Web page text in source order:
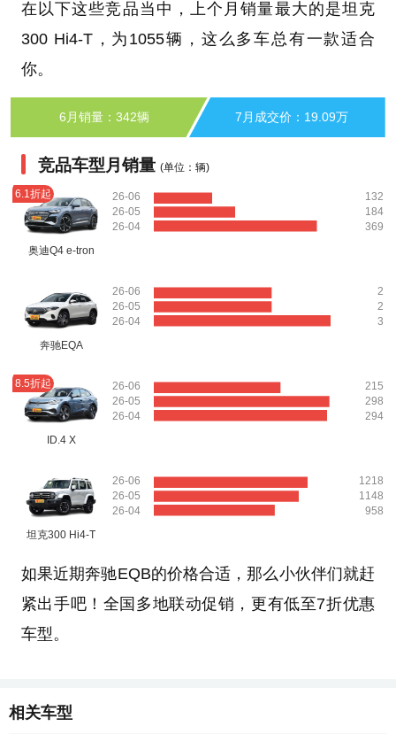
在以下这些竞品当中，上个月销量最大的是坦克
300 Hi4-T，为1055辆，这么多车总有一款适合
你。
6月销量：342辆 7月成交价：19.09万
竞品车型月销量 (单位：辆)
6.1折起
奥迪Q4 e-tron
26-06
26-05
26-04
132
184
369
奔驰EQA
26-06
26-05
26-04
2
2
3
8.5折起
ID.4 X
26-06
26-05
26-04
215
298
294
坦克300 Hi4-T
26-06
26-05
26-04
1218
1148
958
如果近期奔驰EQB的价格合适，那么小伙伴们就赶
紧出手吧！全国多地联动促销，更有低至7折优惠
车型。
相关车型